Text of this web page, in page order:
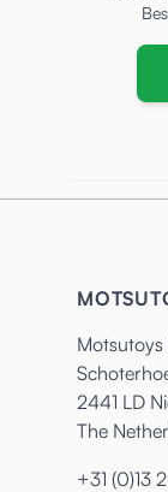
Motsutoys
2441 LD
The
+31 (0)13